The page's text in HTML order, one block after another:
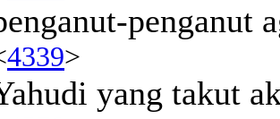
penganut
4339>
yang takut